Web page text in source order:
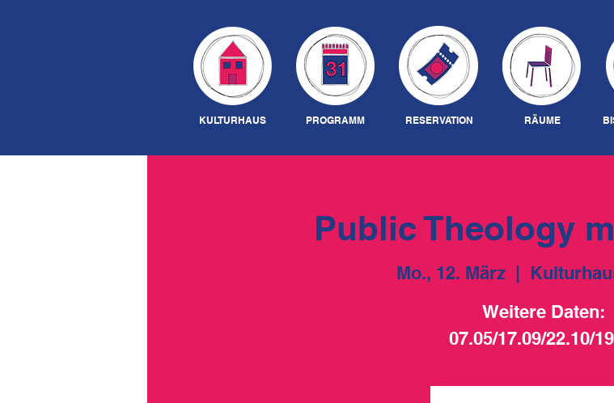
Public Theology
Mo., 12. März
  |
Weitere Daten:
07.05/17.09/22.10/
KULTURHAUS PROGRAMM RESERVATION RÄUME